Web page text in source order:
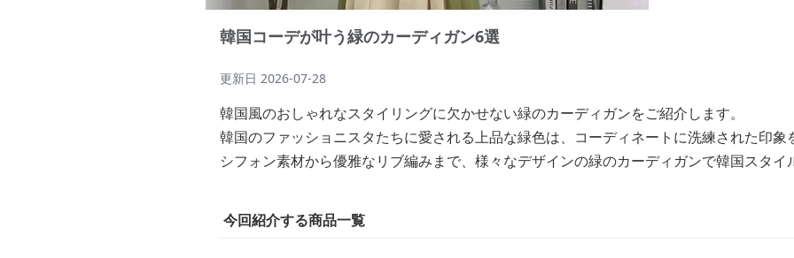
韓国コーデが叶う緑のカーディガン6選
更新日 2026-07-28
韓国風のおしゃれなスタイリングに欠かせない緑のカーディガンをご紹介します。
韓国のファッショニスタたちに愛される上品な緑色は、コーディネートに洗練された印象
シフォン素材から優雅なリブ編みまで、様々なデザインの緑のカーディガンで韓国スタイ
今回紹介する商品一覧